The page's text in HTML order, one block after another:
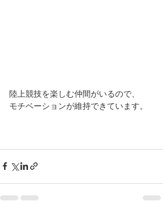
陸上競技を楽しむ仲間がいるので、
モチベーションが維持できています。